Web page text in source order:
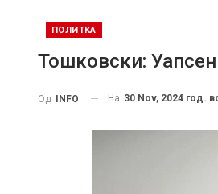
ПОЛИТКА
Тошковски:
Од INFO На 30 Nov, 2024 год.